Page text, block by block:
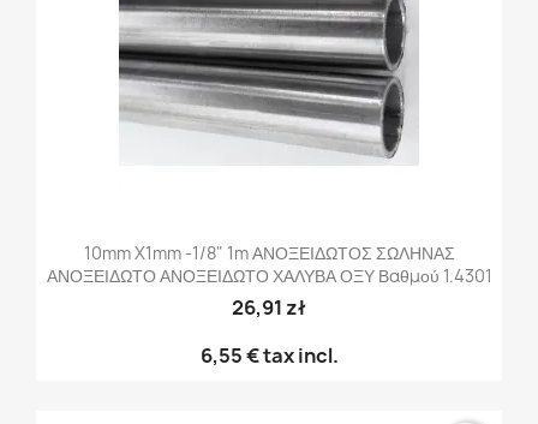
10mm X1mm -1/8" 1m ΑΝΟΞΕΙΔΩΤΟΣ ΣΩΛΗΝΑΣ
ΑΝΟΞΕΙΔΩΤΟ ΑΝΟΞΕΙΔΩΤΟ ΧΑΛΥΒΑ ΟΞΥ Βαθμού 1.4301
26,91 zł
6,55 €tax incl.